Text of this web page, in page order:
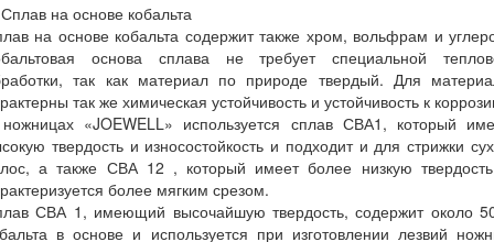
на основе кобальта
на основе кобальта содержит также хром, вольфрам и
основа сплава не требует специальной
так как материал по природе твердый. Для
так же химическая устойчивость и устойчивость к
«JOEWELL» используется сплав СВА1, который
твердость и износостойкость и подходит и для стрижки
а также СВА 12 , который имеет более низкую
более мягким срезом.
СВА 1, имеющий высочайшую твердость, содержит около
в основе и используется при изготовлении лезвий